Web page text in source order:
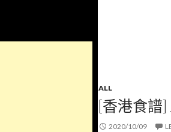
ALL
[香港食譜]
2020/10/09